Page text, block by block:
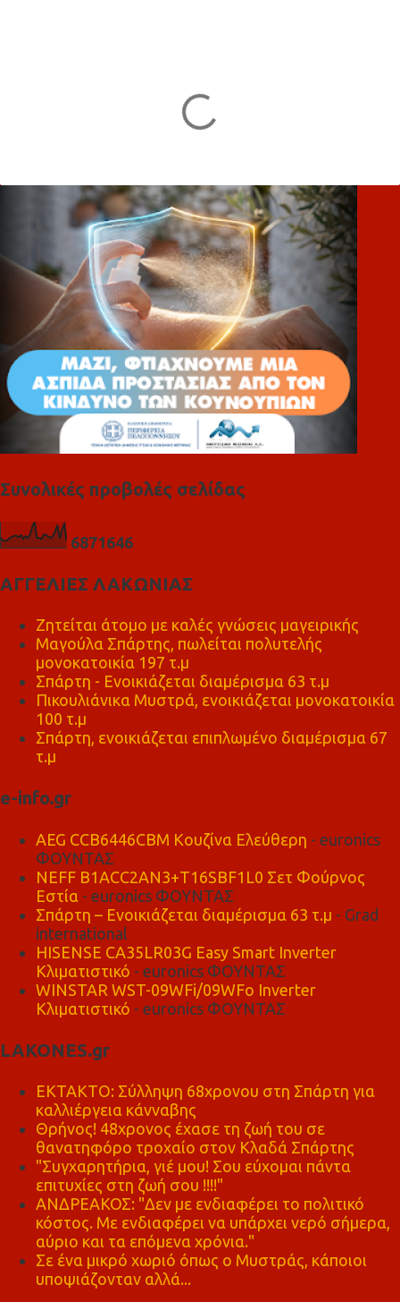
λ
Συνολικές προβολές σελίδας
6871646
ΑΓΓΕΛΙΕΣ ΛΑΚΩΝΙΑΣ
Ζητείται άτομο με καλές γνώσεις μαγειρικής
Μαγούλα Σπάρτης, πωλείται πολυτελής
μονοκατοικία 197 τ.μ
Σπάρτη - Ενοικιάζεται διαμέρισμα 63 τ.μ
Πικουλιάνικα Μυστρά, ενοικιάζεται μονοκατοικία
100 τ.μ
Σπάρτη, ενοικιάζεται επιπλωμένο διαμέρισμα 67
τ.μ
e-info.gr
AEG CCB6446CBM Κουζίνα Ελεύθερη - euronics
ΦΟΥΝΤΑΣ
NEFF B1ACC2AN3+T16SBF1L0 Σετ Φούρνος
Εστία - euronics ΦΟΥΝΤΑΣ
Σπάρτη – Ενοικιάζεται διαμέρισμα 63 τ.μ - Grad
international
HISENSE CA35LR03G Easy Smart Inverter
Κλιματιστικό - euronics ΦΟΥΝΤΑΣ
WINSTAR WST-09WFi/09WFo Inverter
Κλιματιστικό - euronics ΦΟΥΝΤΑΣ
LAKONES.gr
ΕΚΤΑΚΤΟ: Σύλληψη 68χρονου στη Σπάρτη για
καλλιέργεια κάνναβης
Θρήνος! 48χρονος έχασε τη ζωή του σε
θανατηφόρο τροχαίο στον Κλαδά Σπάρτης
"Συγχαρητήρια, γιέ μου! Σου εύχομαι πάντα
επιτυχίες στη ζωή σου !!!!"
ΑΝΔΡΕΑΚΟΣ: "Δεν με ενδιαφέρει το πολιτικό
κόστος. Με ενδιαφέρει να υπάρχει νερό σήμερα,
αύριο και τα επόμενα χρόνια."
Σε ένα μικρό χωριό όπως ο Μυστράς, κάποιοι
υποψιάζονταν αλλά...